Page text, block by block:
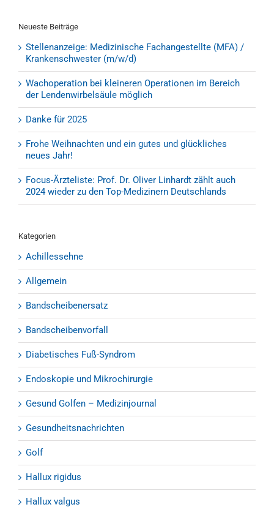
Neueste Beiträge
Stellenanzeige: Medizinische Fachangestellte (MFA) /
Krankenschwester (m/w/d)
Wachoperation bei kleineren Operationen im Bereich
der Lendenwirbelsäule möglich
Danke für 2025
Frohe Weihnachten und ein gutes und glückliches
neues Jahr!
Focus-Ärzteliste: Prof. Dr. Oliver Linhardt zählt auch
2024 wieder zu den Top-Medizinern Deutschlands
Kategorien
Achillessehne
Allgemein
Bandscheibenersatz
Bandscheibenvorfall
Diabetisches Fuß-Syndrom
Endoskopie und Mikrochirurgie
Gesund Golfen – Medizinjournal
Gesundheitsnachrichten
Golf
Hallux rigidus
Hallux valgus